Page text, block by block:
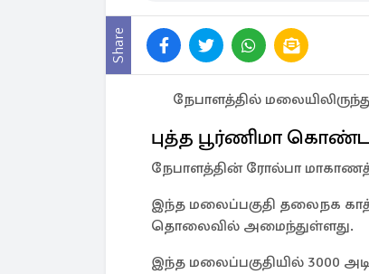
Share
நேபாளத்தில்
புத்த பூர்ணிமா
நேபாளத்தின் ரோல்பா
இந்த மலைப்பகுதி தலைநக
தொலைவில் அமைந்துள்ளது.
இந்த மலைப்பகுதியில் 3000